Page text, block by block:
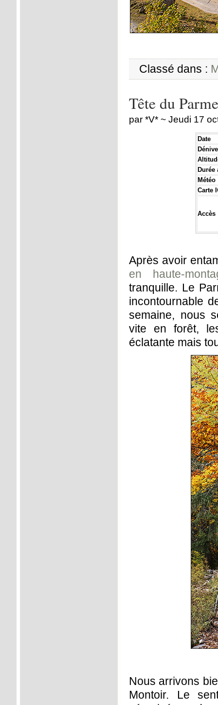
Classé dans :
Tête du
par *V* ~ Jeudi 17
Date
Durée
Météo
Carte
Accès
Après avoir
en haute-
tranquille. Le
incontournable
semaine, nous
vite en forêt,
éclatante mais
Nous arrivons
Montoir. Le